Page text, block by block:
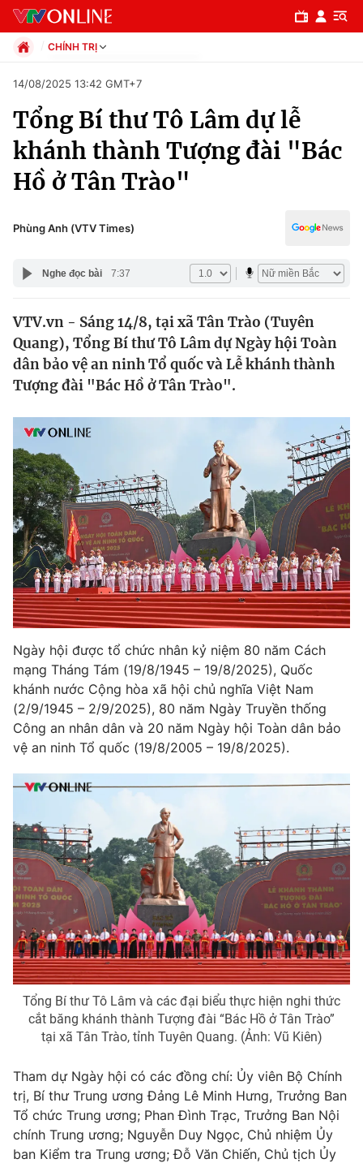
Chuyên mục
Chính trị
Thế giới
Tin tức
Thế giới đó đây
Câu chuyện quốc tế
Kinh tế
Tài chính
Thị trường
Góc doanh nghiệp
Dữ liệu và đời sống
Truyền hình
Phim VTV
Hậu trường
Nhân vật
Khán giả
Giải sao mai
Giải trí
Điện ảnh
Âm nhạc
Đời sống
Du lịch
Làm đẹp
Chất lượng cuộc sống
Giáo dục
Tuyển sinh
Học trực tuyến
Công nghệ
Hitech Công nghệ tương lai
Sản phẩm
Thị trường
Giao lưu trực tuyến
Lịch phát sóng
Chuyên mục khác
Emagazine Podcast
Photo Infographic
Video Shorts video
VTV Money VTV Thể thao
Thị trường 24h Tấm lòng Việt
VTV4 Vươn mình bằng AI
CHÍNH TRỊ
Xã hội
Pháp luật
Kinh tế
Thể thao
Truyền hình
Giáo dục
14/08/2025 13:42 GMT+7
Tổng Bí thư Tô Lâm dự lễ
khánh thành Tượng đài "Bác
Hồ ở Tân Trào"
Phùng Anh (VTV Times)
Nghe đọc bài 7:37
VTV.vn - Sáng 14/8, tại xã Tân Trào (Tuyên
Quang), Tổng Bí thư Tô Lâm dự Ngày hội Toàn
dân bảo vệ an ninh Tổ quốc và Lễ khánh thành
Tượng đài "Bác Hồ ở Tân Trào".
Ngày hội được tổ chức nhân kỷ niệm 80 năm Cách
mạng Tháng Tám (19/8/1945 – 19/8/2025), Quốc
khánh nước Cộng hòa xã hội chủ nghĩa Việt Nam
(2/9/1945 – 2/9/2025), 80 năm Ngày Truyền thống
Công an nhân dân và 20 năm Ngày hội Toàn dân bảo
vệ an ninh Tổ quốc (19/8/2005 – 19/8/2025).
Tổng Bí thư Tô Lâm và các đại biểu thực hiện nghi thức
cắt băng khánh thành Tượng đài “Bác Hồ ở Tân Trào”
tại xã Tân Trào, tỉnh Tuyên Quang. (Ảnh: Vũ Kiên)
Tham dự Ngày hội có các đồng chí: Ủy viên Bộ Chính
trị, Bí thư Trung ương Đảng Lê Minh Hưng, Trưởng Ban
Tổ chức Trung ương; Phan Đình Trạc, Trưởng Ban Nội
chính Trung ương; Nguyễn Duy Ngọc, Chủ nhiệm Ủy
ban Kiểm tra Trung ương; Đỗ Văn Chiến, Chủ tịch Ủy